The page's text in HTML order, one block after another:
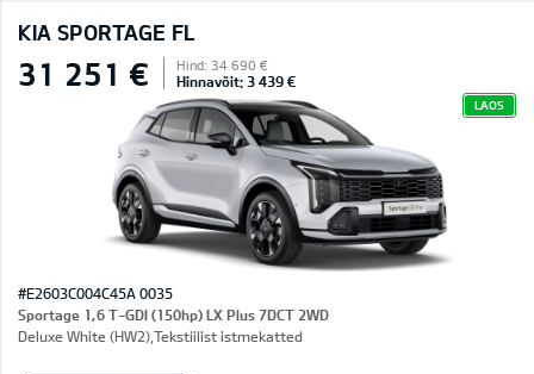
KIA SPORTAGE FL
31 251 € Hind: 34 690 €
Hinnavõit: 3 439 €
LAOS
#E2603C004C45A 0035
Sportage 1,6 T-GDI (150hp) LX Plus 7DCT 2WD
Deluxe White (HW2),Tekstiilist istmekatted